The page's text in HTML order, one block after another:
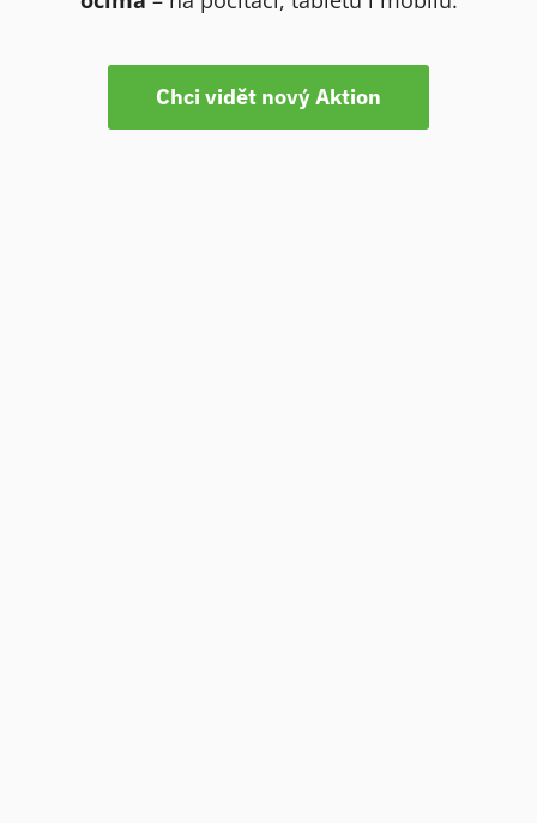
Chci vidět nový Aktion